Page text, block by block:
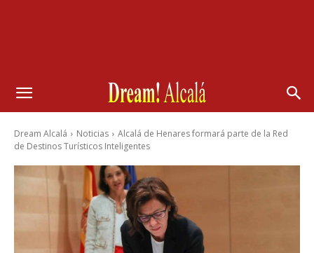
Dream Alcalá Noticias
Alcalá de Henares formará parte de la Red
de Destinos Turísticos Inteligentes